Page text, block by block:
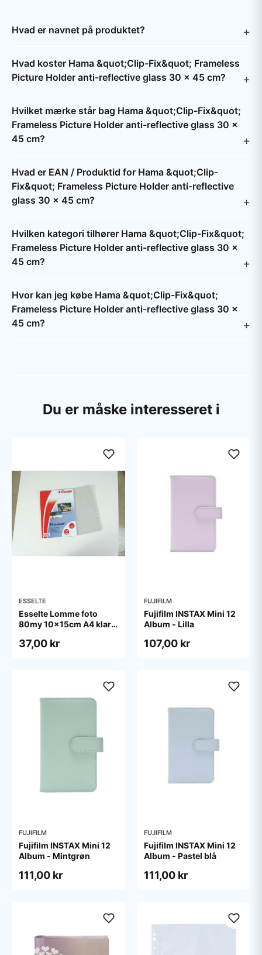
Hvad er navnet på produktet?
Hvad koster Hama &quot;Clip-Fix&quot; Frameless
Picture Holder anti-reflective glass 30 x 45 cm?
Hvilket mærke står bag Hama &quot;Clip-Fix&quot;
Frameless Picture Holder anti-reflective glass 30 x
45 cm?
Hvad er EAN / Produktid for Hama &quot;Clip-
Fix&quot; Frameless Picture Holder anti-reflective
glass 30 x 45 cm?
Hvilken kategori tilhører Hama &quot;Clip-Fix&quot;
Frameless Picture Holder anti-reflective glass 30 x
45 cm?
Hvor kan jeg købe Hama &quot;Clip-Fix&quot;
Frameless Picture Holder anti-reflective glass 30 x
45 cm?
Du er måske interesseret i
ESSELTE
Esselte Lomme foto
80my 10x15cm A4 klar
37,00 kr
FUJIFILM
Fujifilm INSTAX Mini 12
Album - Lilla
107,00 kr
FUJIFILM
Fujifilm INSTAX Mini 12
Album - Mintgrøn
111,00 kr
FUJIFILM
Fujifilm INSTAX Mini 12
Album - Pastel blå
111,00 kr